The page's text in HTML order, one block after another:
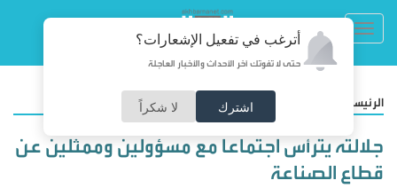
أترغب في تفعيل الإشعارات؟
حتى لا تفوتك آخر الأحداث والأخبار العاجلة
اشترك لا شكراً الرئيسية
جلالته يترأس اجتماعا مع مسؤولين وممثلين عن
قطاع الصناعة